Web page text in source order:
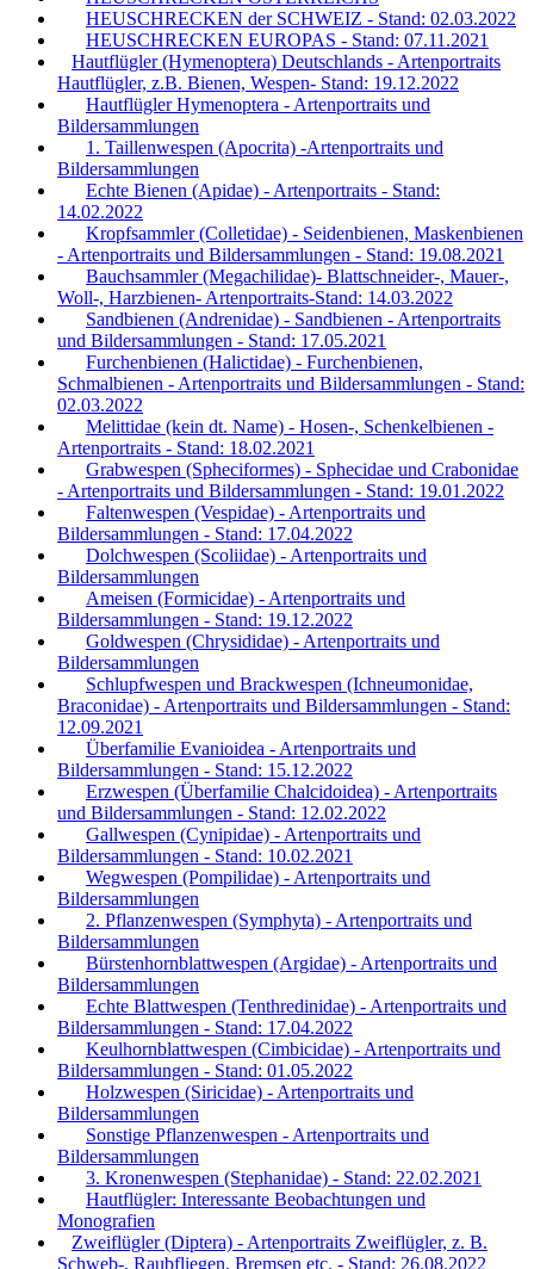
HEUSCHRECKEN der SCHWEIZ - Stand: 02.03.2022
HEUSCHRECKEN EUROPAS - Stand: 07.11.2021
Hautflügler (Hymenoptera) Deutschlands - Artenportraits
Hautflügler, z.B. Bienen, Wespen- Stand: 19.12.2022
Hautflügler Hymenoptera - Artenportraits und
Bildersammlungen
1. Taillenwespen (Apocrita) -Artenportraits und
Bildersammlungen
Echte Bienen (Apidae) - Artenportraits - Stand:
14.02.2022
Kropfsammler (Colletidae) - Seidenbienen, Maskenbienen
- Artenportraits und Bildersammlungen - Stand: 19.08.2021
Bauchsammler (Megachilidae)- Blattschneider-, Mauer-,
Woll-, Harzbienen- Artenportraits-Stand: 14.03.2022
Sandbienen (Andrenidae) - Sandbienen - Artenportraits
und Bildersammlungen - Stand: 17.05.2021
Furchenbienen (Halictidae) - Furchenbienen,
Schmalbienen - Artenportraits und Bildersammlungen - Stand:
02.03.2022
Melittidae (kein dt. Name) - Hosen-, Schenkelbienen -
Artenportraits - Stand: 18.02.2021
Grabwespen (Spheciformes) - Sphecidae und Crabonidae
- Artenportraits und Bildersammlungen - Stand: 19.01.2022
Faltenwespen (Vespidae) - Artenportraits und
Bildersammlungen - Stand: 17.04.2022
Dolchwespen (Scoliidae) - Artenportraits und
Bildersammlungen
Ameisen (Formicidae) - Artenportraits und
Bildersammlungen - Stand: 19.12.2022
Goldwespen (Chrysididae) - Artenportraits und
Bildersammlungen
Schlupfwespen und Brackwespen (Ichneumonidae,
Braconidae) - Artenportraits und Bildersammlungen - Stand:
12.09.2021
Überfamilie Evanioidea - Artenportraits und
Bildersammlungen - Stand: 15.12.2022
Erzwespen (Überfamilie Chalcidoidea) - Artenportraits
und Bildersammlungen - Stand: 12.02.2022
Gallwespen (Cynipidae) - Artenportraits und
Bildersammlungen - Stand: 10.02.2021
Wegwespen (Pompilidae) - Artenportraits und
Bildersammlungen
2. Pflanzenwespen (Symphyta) - Artenportraits und
Bildersammlungen
Bürstenhornblattwespen (Argidae) - Artenportraits und
Bildersammlungen
Echte Blattwespen (Tenthredinidae) - Artenportraits und
Bildersammlungen - Stand: 17.04.2022
Keulhornblattwespen (Cimbicidae) - Artenportraits und
Bildersammlungen - Stand: 01.05.2022
Holzwespen (Siricidae) - Artenportraits und
Bildersammlungen
Sonstige Pflanzenwespen - Artenportraits und
Bildersammlungen
3. Kronenwespen (Stephanidae) - Stand: 22.02.2021
Hautflügler: Interessante Beobachtungen und
Monografien
Zweiflügler (Diptera) - Artenportraits Zweiflügler, z. B.
Schweb-, Raubfliegen, Bremsen etc. - Stand: 26.08.2022